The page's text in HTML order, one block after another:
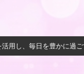
用し、毎日を豊かに過